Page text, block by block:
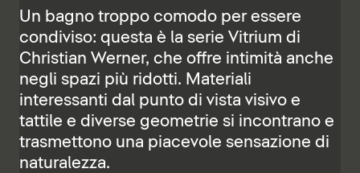
Un bagno troppo comodo per essere
condiviso: questa è la serie Vitrium di
Christian Werner, che offre intimità anche
negli spazi più ridotti. Materiali
interessanti dal punto di vista visivo e
tattile e diverse geometrie si incontrano e
trasmettono una piacevole sensazione di
naturalezza.